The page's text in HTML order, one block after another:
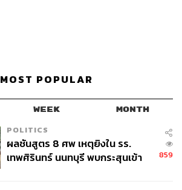
MOST POPULAR
WEEK MONTH
POLITICS
ผลชันสูตร 8 ศพ เหตุยิงใน รร.
เทพศิรินทร์ นนทบุรี พบกระสุนเข้า
859